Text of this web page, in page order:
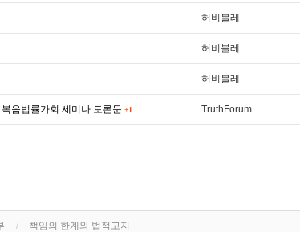
허비블레
허비블레
허비블레
음법률가회 세미나 토론문 +1 TruthForum
책임의 한계와 법적고지